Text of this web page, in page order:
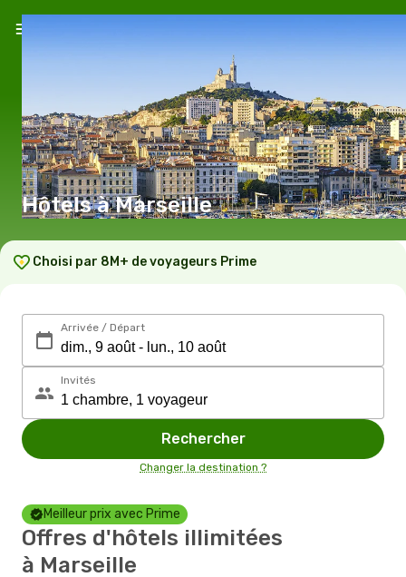
Hôtels à Marseille
Choisi par 8M+ de voyageurs Prime
Arrivée / Départ
Invités
Rechercher
Changer la destination ?
Meilleur prix avec Prime
Offres d'hôtels illimitées
à Marseille